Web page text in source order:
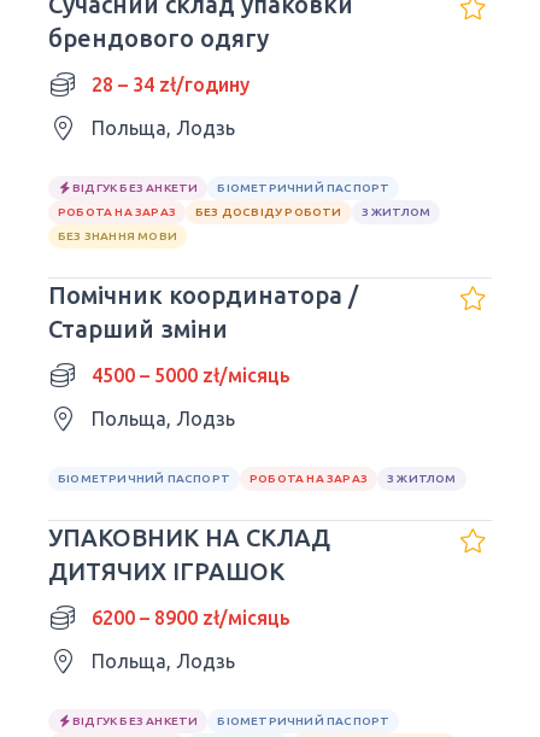
брендового одягу
28 – 34 zł/годину
Польща, Лодзь
ВІДГУК БЕЗ АНКЕТИ
БІОМЕТРИЧНИЙ ПАСПОРТ
РОБОТА НА ЗАРАЗ
БЕЗ ДОСВІДУ РОБОТИ
З ЖИТЛОМ
БЕЗ ЗНАННЯ МОВИ
Помічник координатора /
Старший зміни
4500 – 5000 zł/місяць
Польща, Лодзь
БІОМЕТРИЧНИЙ ПАСПОРТ РОБОТА НА ЗАРАЗ З ЖИТЛОМ
УПАКОВНИК НА СКЛАД
ДИТЯЧИХ ІГРАШОК
6200 – 8900 zł/місяць
Польща, Лодзь
ВІДГУК БЕЗ АНКЕТИ
БІОМЕТРИЧНИЙ ПАСПОРТ